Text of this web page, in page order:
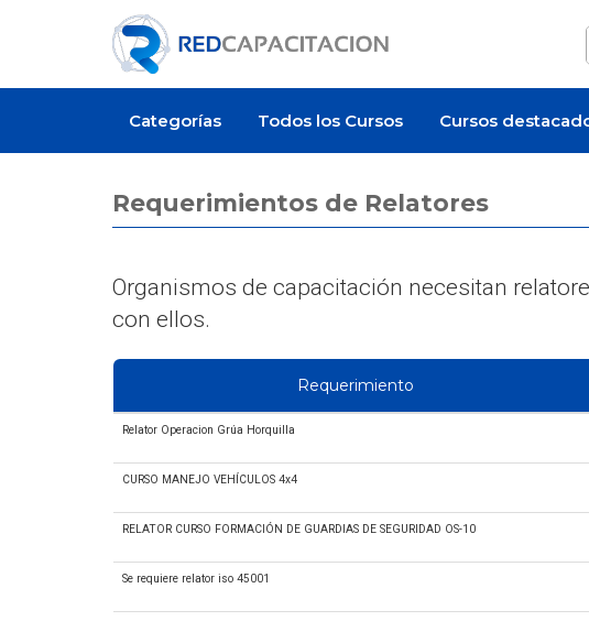
Categorías Todos los Cursos Cursos
Requerimientos de Relatores
Organismos de capacitación necesitan
con ellos.
Requerimiento
Relator Operacion Grúa Horquilla
CURSO MANEJO VEHÍCULOS 4x4
RELATOR CURSO FORMACIÓN DE GUARDIAS DE SEGURIDAD OS-10
Se requiere relator iso 45001